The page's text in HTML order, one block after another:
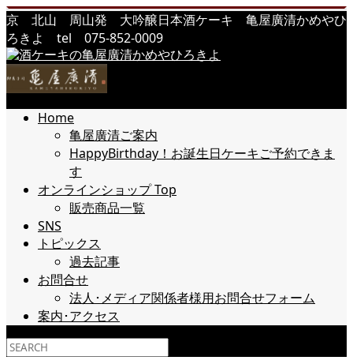
京 北山 周山発 大吟醸日本酒ケーキ 亀屋廣清かめやひ
ろきよ tel 075-852-0009
Home
亀屋廣清ご案内
HappyBirthday！お誕生日ケーキご予約できま
す
オンラインショップ Top
販売商品一覧
SNS
トピックス
過去記事
お問合せ
法人･メディア関係者様用お問合せフォーム
案内･アクセス